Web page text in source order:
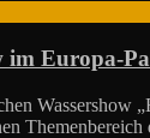
im Europa-
Wassershow
Themenbereich